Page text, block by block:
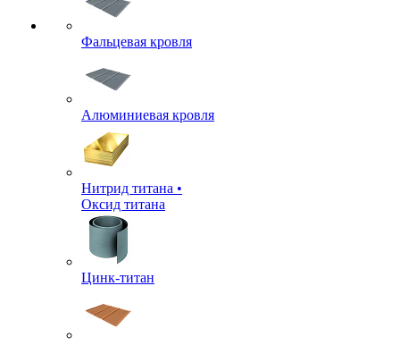
Фальцевая кровля
Алюминиевая кровля
Нитрид титана •
Оксид титана
Цинк-титан